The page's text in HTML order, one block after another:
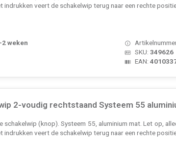
indrukken veert de schakelwip terug naar een rechte
SKU:349626
EAN:
weken
2-voudig rechtstaand Systeem 55
schakelwip (knop). Systeem 55, aluminium mat. Let op,
indrukken veert de schakelwip terug naar een rechte